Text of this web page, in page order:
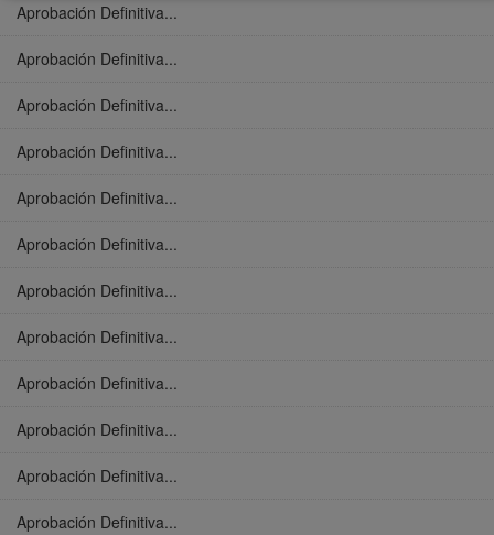
Aprobación Definitiva...
Aprobación Definitiva...
Aprobación Definitiva...
Aprobación Definitiva...
Aprobación Definitiva...
Aprobación Definitiva...
Aprobación Definitiva...
Aprobación Definitiva...
Aprobación Definitiva...
Aprobación Definitiva...
Aprobación Definitiva...
Aprobación Definitiva...